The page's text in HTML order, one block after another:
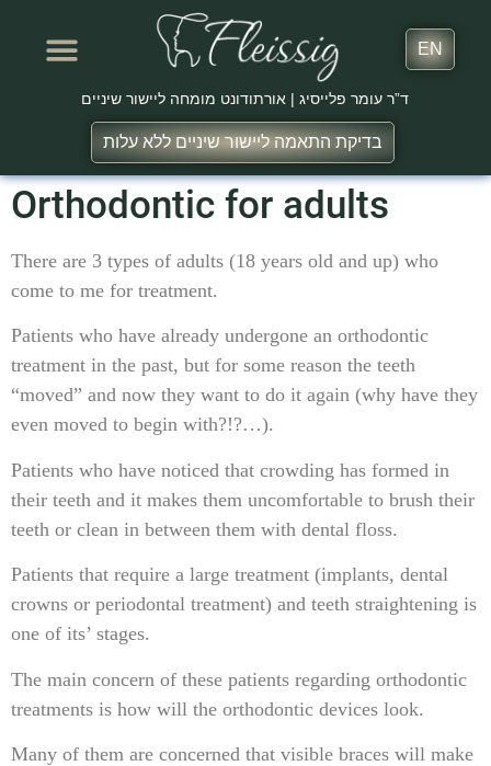
EN
ד”ר עומר פלייסיג | אורתודונט מומחה ליישור שיניים
בדיקת התאמה ליישור שיניים ללא עלות
Orthodontic for adults
There are 3 types of adults (18 years old and up) who
come to me for treatment.
Patients who have already undergone an orthodontic
treatment in the past, but for some reason the teeth
“moved” and now they want to do it again (why have they
even moved to begin with?!?…).
Patients who have noticed that crowding has formed in
their teeth and it makes them uncomfortable to brush their
teeth or clean in between them with dental floss.
Patients that require a large treatment (implants, dental
crowns or periodontal treatment) and teeth straightening is
one of its’ stages.
The main concern of these patients regarding orthodontic
treatments is how will the orthodontic devices look.
Many of them are concerned that visible braces will make